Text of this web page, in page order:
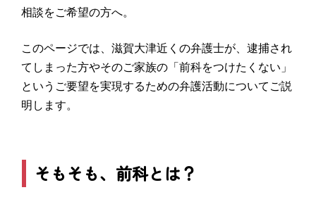
相談をご希望の方へ。
このページでは、滋賀大津近くの弁護士が、逮捕され
てしまった方やそのご家族の「前科をつけたくない」
というご要望を実現するための弁護活動についてご説
明します。
そもそも、前科とは？